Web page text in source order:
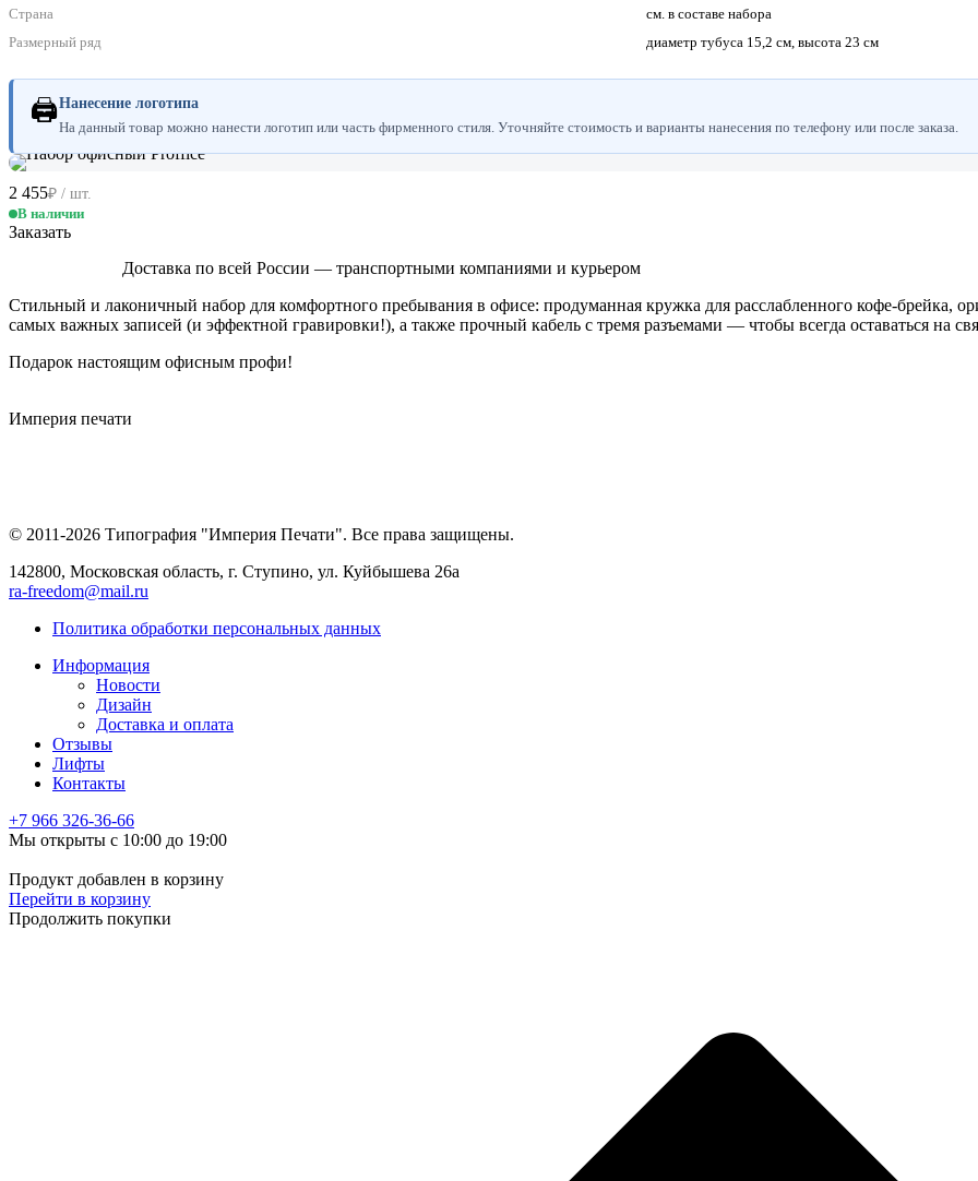
Страна
см. в составе набора
Размерный ряд
диаметр тубуса 15,2 см, высота 23 см
🖨Нанесение логотипа
На данный товар можно нанести логотип или часть фирменного стиля. Уточняйте стоимость и варианты нанесения по телефону или после заказа.
2 455₽ / шт.
В наличии
Заказать
Доставка по всей России — транспортными компаниями и курьером
Стильный и лаконичный набор для комфортного пребывания в офисе: продуманная кружка для расслабленного кофе-брейка,
самых важных записей (и эффектной гравировки!), а также прочный кабель с тремя разъемами — чтобы всегда оставаться на
Подарок настоящим офисным профи!
Империя печати
© 2011-2026 Типография "Империя Печати". Все права защищены.
142800, Московская область, г. Ступино, ул. Куйбышева 26а
ra-freedom@mail.ru
Политика обработки персональных данных
Информация
Новости
Дизайн
Доставка и оплата
Отзывы
Лифты
Контакты
+7 966 326-36-66
Мы открыты с 10:00 до 19:00
Продукт добавлен в корзину
Перейти в корзину
Продолжить покупки